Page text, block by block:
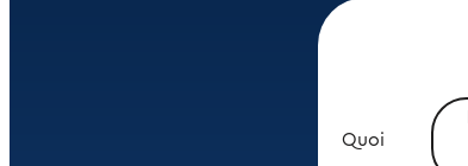
Quoi